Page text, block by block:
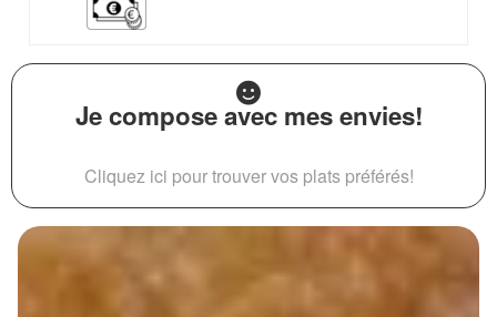
Je compose avec mes envies!
Cliquez ici pour trouver vos plats préférés!